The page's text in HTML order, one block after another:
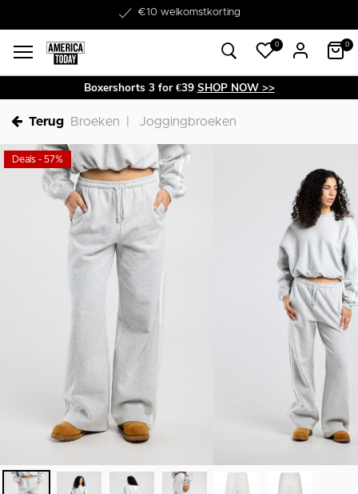
€10 welkomstkorting
Word lid van onze Member Club!
0 0
Boxershorts 3 for €39 SHOP NOW >>
Terug Broeken Joggingbroeken
Deals - 57%